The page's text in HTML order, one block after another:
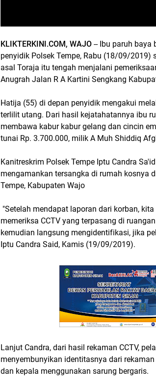
KLIKTERKINI.COM, WAJO -- Ibu paruh baya
penyidik Polsek Tempe, Rabu (18/09/2019)
asal Toraja itu tengah menjalani
Anugrah Jalan R A Kartini Sengkang
Hatija (55) di depan penyidik mengakui
terlilit utang. Dari hasil kejatahatannya ibu
membawa kabur kabur gelang dan cincin
tunai Rp. 3.700.000, milik A Muh Shiddiq
Kanitreskrim Polsek Tempe Iptu Candra
mengamankan tersangka di rumah kosnya
Tempe, Kabupaten Wajo
"Setelah mendapat laporan dari korban,
memeriksa CCTV yang terpasang di
kemudian langsung mengidentifikasi, jika
Iptu Candra Said, Kamis (19/09/2019).
Lanjut Candra, dari hasil rekaman CCTV,
menyembunyikan identitasnya dari
dan kepala menggunakan sarung bergaris.